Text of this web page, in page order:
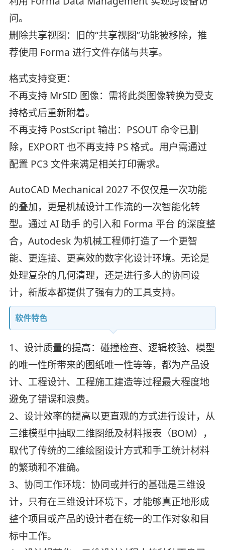
问。
删除共享视图：旧的“共享视图”功能被移除，推
荐使用 Forma 进行文件存储与共享。
格式支持变更：
不再支持 MrSID 图像：需将此类图像转换为受支
持格式后重新附着。
不再支持 PostScript 输出：PSOUT 命令已删
除，EXPORT 也不再支持 PS 格式。用户需通过
配置 PC3 文件来满足相关打印需求。
AutoCAD Mechanical 2027 不仅仅是一次功能
的叠加，更是机械设计工作流的一次智能化转
型。通过 AI 助手 的引入和 Forma 平台 的深度整
合，Autodesk 为机械工程师打造了一个更智
能、更连接、更高效的数字化设计环境。无论是
处理复杂的几何清理，还是进行多人的协同设
计，新版本都提供了强有力的工具支持。
软件特色
1、设计质量的提高：碰撞检查、逻辑校验、模型
的唯一性所带来的图纸唯一性等等，都为产品设
计、工程设计、工程施工建造等过程最大程度地
避免了错误和浪费。
2、设计效率的提高以更直观的方式进行设计，从
三维模型中抽取二维图纸及材料报表（BOM），
取代了传统的二维绘图设计方式和手工统计材料
的繁琐和不准确。
3、协同工作环境：协同或并行的基础是三维设
计，只有在三维设计环境下，才能够真正地形成
整个项目或产品的设计者在统一的工作对象和目
标中工作。